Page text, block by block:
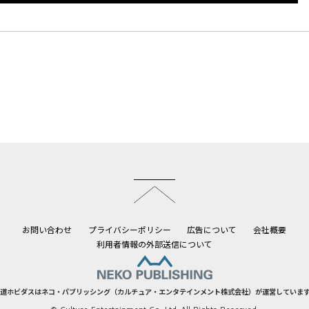
お問い合わせ プライバシーポリシー 広告について
会社概要
利用者情報の外部送信について
ホビダスはネコ・パブリッシング（カルチュア・エンタテインメント株式会社）が運営していま